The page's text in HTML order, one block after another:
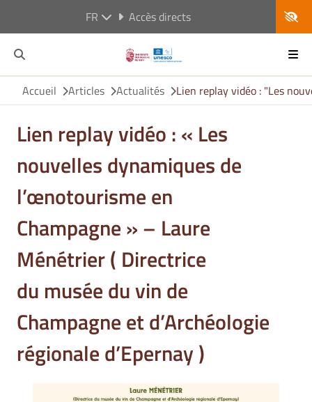
FR Accès directs
Accueil Articles Actualités Lien replay vidéo : "Les
Lien replay vidéo : « Les
nouvelles dynamiques de
l’œnotourisme en
Champagne » – Laure
Ménétrier ( Directrice
du musée du vin de
Champagne et d’Archéologie
régionale d’Epernay )